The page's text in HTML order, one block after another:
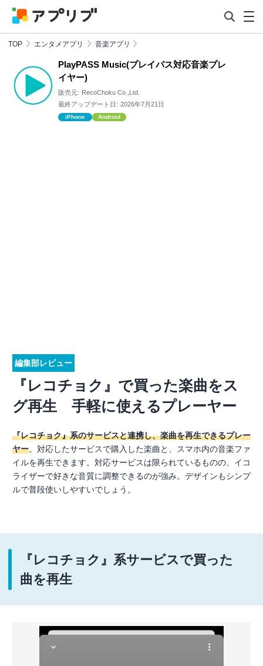
TOP エンタメアプリ 音楽アプリ
PlayPASS Music(プレイパス対応音楽プレ
イヤー)
販売元: RecoChoku Co.,Ltd.
最終アップデート日: 2026年7月21日
iPhone Android
編集部レビュー
『レコチョク』で買った楽曲をス
グ再生 手軽に使えるプレーヤー
『レコチョク』系のサービスと連携し、楽曲を再生できるプレー
ヤー。対応したサービスで購入した楽曲と、スマホ内の音楽ファ
イルを再生できます。対応サービスは限られているものの、イコ
ライザーで好きな音質に調整できるのが強み。デザインもシンプ
ルで普段使いしやすいでしょう。
『レコチョク』系サービスで買った
曲を再生